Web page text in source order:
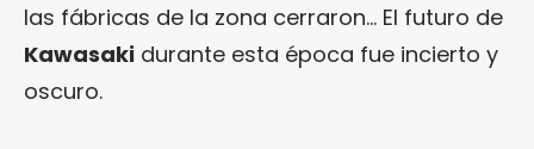
las fábricas de la zona cerraron… El futuro de
Kawasaki durante esta época fue incierto y
oscuro.